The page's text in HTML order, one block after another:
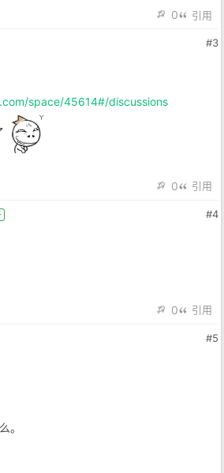
0 引用
#3
space/45614#/discussions
0 引用
#4
0 引用
#5
。